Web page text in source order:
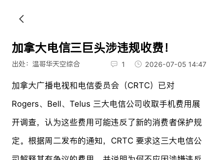
加拿大电信三巨头涉违规收费！
出处：温哥华天空综合 1 2026-07-05 14:47
加拿大广播电视和电信委员会（CRTC）已对
Rogers、Bell、Telus 三大电信公司收取手机费用展
开调查，认为这些费用可能违反了新的消费者保护规
定。根据周二发布的通知，CRTC 要求这三大电信公